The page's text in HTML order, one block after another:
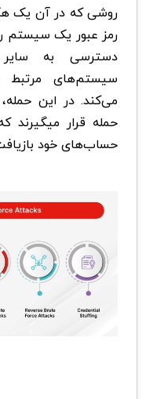
روشی که در آن یک
رمز عبور یک سیستم
دسترسی به سایر
سیستم‌های مرتبط
می‌کند. در این
حمله قرار میگیرند
حساب‌های خود